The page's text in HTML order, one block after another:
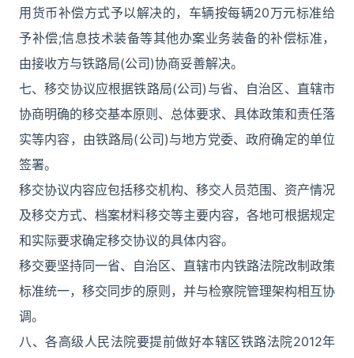
用货币补偿方式予以解决的，车辆按每辆20万元标准给
予补偿;信息技术装备等其他办案业务装备的补偿标准，
由接收方与铁路局(公司)协商妥善解决。
七、移交协议应根据铁路局(公司)与省、自治区、直辖市
协商明确的移交基本原则、总体要求、具体政策和责任落
实等内容，由铁路局(公司)与地方党委、政府确定的单位
签署。
移交协议内容应包括移交机构、移交人员范围、资产情况
及移交方式、档案材料移交等主要内容，各地可根据规定
和实际要求确定移交协议的具体内容。
移交要坚持同一省、自治区、直辖市内铁路法院改制政策
标准统一，移交同步的原则，并与检察院管理架构相互协
调。
八、各高级人民法院要提前做好本辖区铁路法院2012年